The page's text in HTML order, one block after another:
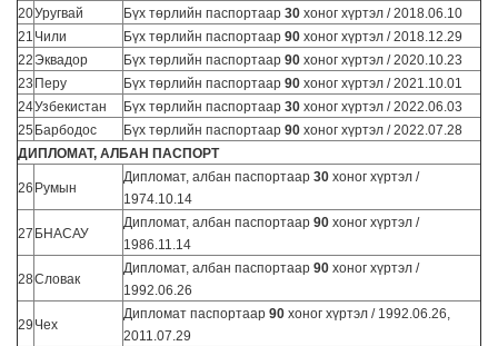
20Уругвай Бүх төрлийн паспортаар 30 хоног хүртэл / 2018.06.10
21 Чили Бүх төрлийн паспортаар 90 хоног хүртэл / 2018.12.29
22Эквадор Бүх төрлийн паспортаар 90 хоног хүртэл / 2020.10.23
23 Перу Бүх төрлийн паспортаар 90 хоног хүртэл / 2021.10.01
24Узбекистан Бүх төрлийн паспортаар 30 хоног хүртэл / 2022.06.03
25 Барбодос Бүх төрлийн паспортаар 90 хоног хүртэл / 2022.07.28
ДИПЛОМАТ, АЛБАН ПАСПОРТ
26 Румын
Дипломат, албан паспортаар 30 хоног хүртэл /
1974.10.14
27 БНАСАУ
Дипломат, албан паспортаар 90 хоног хүртэл /
1986.11.14
28Словак
Дипломат, албан паспортаар 90 хоног хүртэл /
1992.06.26
29 Чех
Дипломат паспортаар 90 хоног хүртэл / 1992.06.26,
2011.07.29